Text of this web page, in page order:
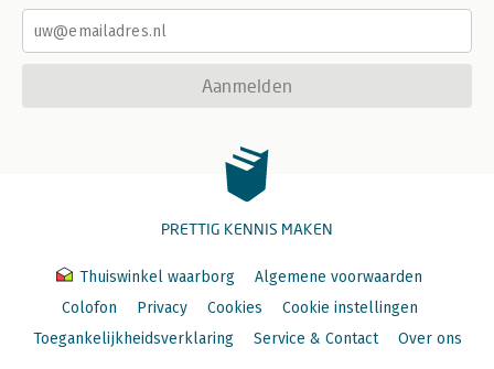
Aanmelden
PRETTIG KENNIS MAKEN
Thuiswinkel waarborg
Algemene voorwaarden
Colofon
Privacy Cookies
Cookie instellingen
Toegankelijkheidsverklaring
Service & Contact Over ons